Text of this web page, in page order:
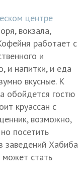
центре
вокзала,
работает с
и
и напитки, и еда
вкусные. К
обойдется гостю
круассан с
возможно,
посетить
заведений Хабиба
стать